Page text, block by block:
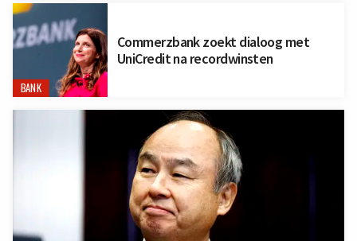
BANK
Commerzbank zoekt dialoog met
UniCredit na recordwinsten